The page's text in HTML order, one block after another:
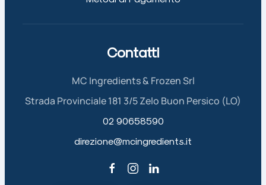
Contatti
MC Ingredients & Frozen Srl
Strada Provinciale 181 3/5 Zelo Buon Persico (LO)
02 90658590
direzione@mcingredients.it